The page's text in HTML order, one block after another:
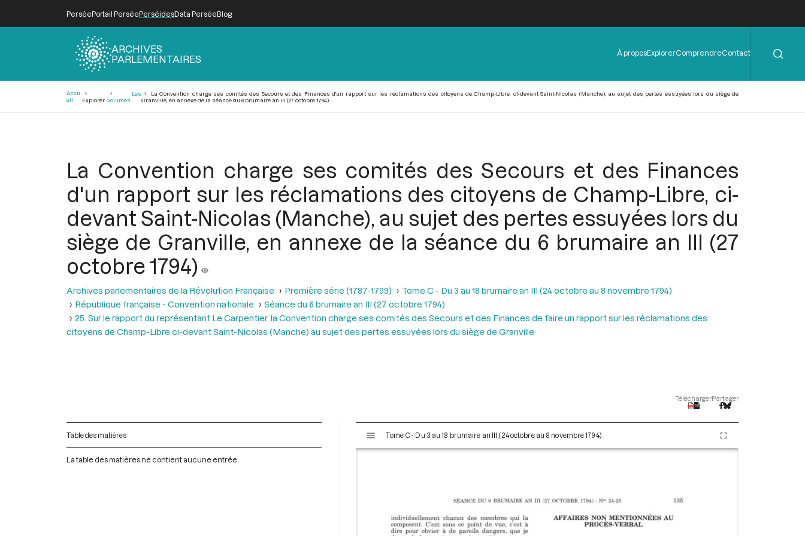
PerséePortail PerséePerséidesData PerséeBlog
ARCHIVES
PARLEMENTAIRES
Menu
de
À proposExplorerComprendreContact
Accu
eil
Explorer
Les
volumes
La Convention charge ses comités des Secours et des Finances d'un rapport sur les réclamations des citoyens de Champ-Libre, ci-devant Saint-Nicolas (Manche), au sujet des pertes essuyées lors du siège de
Granville, en annexe de la séance du 6 brumaire an III (27 octobre 1794)
La Convention charge ses comités des Secours et des Finances
d'un rapport sur les réclamations des citoyens de Champ-Libre, ci-
devant Saint-Nicolas (Manche), au sujet des pertes essuyées lors du
siège de Granville, en annexe de la séance du 6 brumaire an III (27
octobre 1794)
Archives parlementaires de la Révolution Française Première série (1787-1799)
Tome C - Du 3 au 18 brumaire an III (24 octobre au 8 novembre 1794)
République française - Convention nationale
Séance du 6 brumaire an III (27 octobre 1794)
25. Sur le rapport du représentant Le Carpentier, la Convention charge ses comités des Secours et des Finances de faire un rapport sur les réclamations des
citoyens de Champ-Libre ci-devant Saint-Nicolas (Manche) au sujet des pertes essuyées lors du siège de Granville
TéléchargerPartager
Table des matières
La table des matières ne contient aucune entrée.
s
Tome C - Du 3 au 18 brumaire an III (24 octobre au 8 novembre 1794)